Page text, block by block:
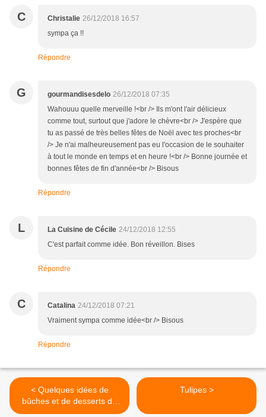
C Christalie 26/12/2018 16:57
sympa ça !!
Répondre
G gourmandisesdelo 26/12/2018 07:35
Wahouuu quelle merveille !<br /> Ils m'ont l'air délicieux
comme tout, surtout que j'adore le chèvre<br /> J'espère que
tu as passé de très belles fêtes de Noël avec tes proches<br
/> Je n'ai malheureusement pas eu l'occasion de le souhaiter
à tout le monde en temps et en heure !<br /> Bonne journée et
bonnes fêtes de fin d'année<br /> Bisous
Répondre
L La Cuisine de Cécile 24/12/2018 12:55
C'est parfait comme idée. Bon réveillon. Bises
Répondre
C Catalina 24/12/2018 07:21
Vraiment sympa comme idée<br /> Bisous
Répondre
< Quelques idées de
bûches et de desserts de
fêtes
Tulipes >